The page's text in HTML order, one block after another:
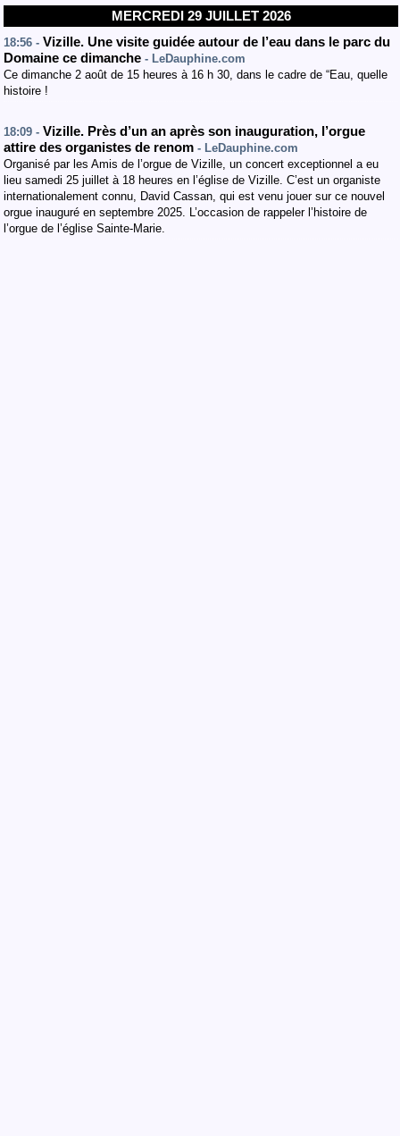
MERCREDI 29 JUILLET 2026
18:56 - Vizille. Une visite guidée autour de l’eau dans le parc du
Domaine ce dimanche - LeDauphine.com
Ce dimanche 2 août de 15 heures à 16 h 30, dans le cadre de “Eau, quelle
histoire !
18:09 - Vizille. Près d’un an après son inauguration, l’orgue
attire des organistes de renom - LeDauphine.com
Organisé par les Amis de l’orgue de Vizille, un concert exceptionnel a eu
lieu samedi 25 juillet à 18 heures en l’église de Vizille. C’est un organiste
internationalement connu, David Cassan, qui est venu jouer sur ce nouvel
orgue inauguré en septembre 2025. L’occasion de rappeler l’histoire de
l’orgue de l’église Sainte-Marie.